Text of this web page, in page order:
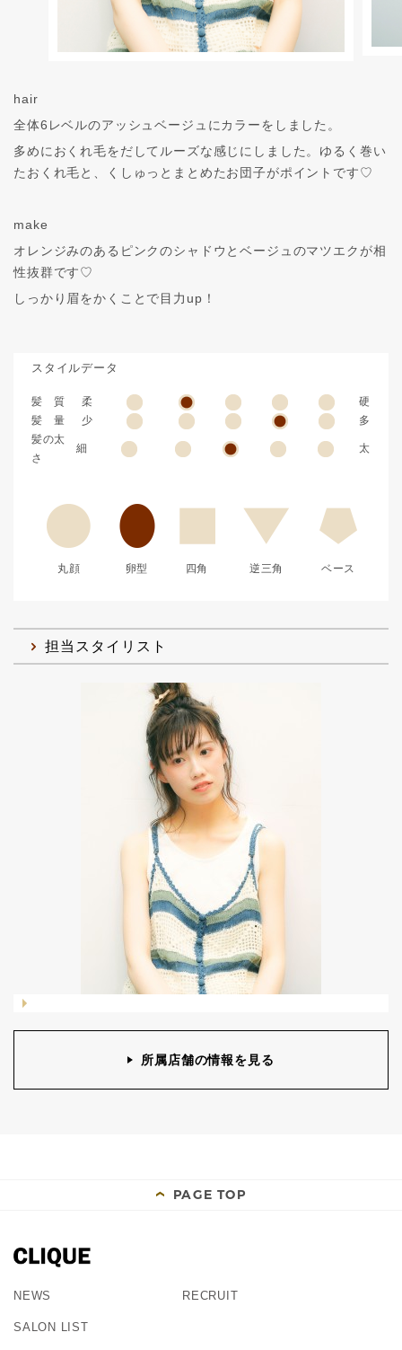
hair
全体6レベルのアッシュベージュにカラーをしました。
多めにおくれ毛をだしてルーズな感じにしました。ゆるく巻い
たおくれ毛と、くしゅっとまとめたお団子がポイントです♡
make
オレンジみのあるピンクのシャドウとベージュのマツエクが相
性抜群です♡
しっかり眉をかくことで目力up！
スタイルデータ
髪 質 柔
硬
髪 量
少
多
髪の太
さ
細 太
丸顔 卵型 四角 逆三角 ベース
担当スタイリスト
所属店舗の情報を見る
PAGE TOP
NEWS
SALON LIST
RECRUIT